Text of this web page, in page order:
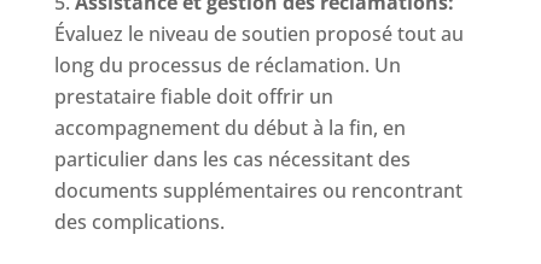
Évaluez le niveau de soutien proposé tout au
long du processus de réclamation. Un
prestataire fiable doit offrir un
accompagnement du début à la fin, en
particulier dans les cas nécessitant des
documents supplémentaires ou rencontrant
des complications.